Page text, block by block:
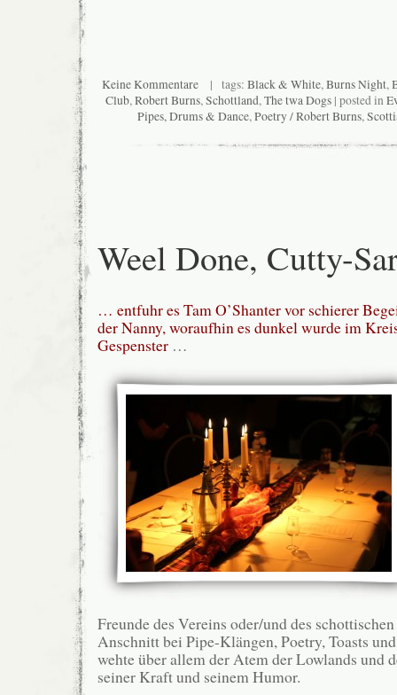
Keine Kommentare| tags: Black & White, Burns Night,
Club, Robert Burns, Schottland, The twa Dogs| posted in
Pipes, Drums & Dance, Poetry / Robert Burns,
Weel Done, Cutty-
… entfuhr es Tam O’Shanter vor schierer
der Nanny, woraufhin es dunkel wurde im
Gespenster …
Freunde des Vereins oder/und des
Anschnitt bei Pipe-Klängen, Poetry, Toasts
wehte über allem der Atem der Lowlands und
seiner Kraft und seinem Humor.